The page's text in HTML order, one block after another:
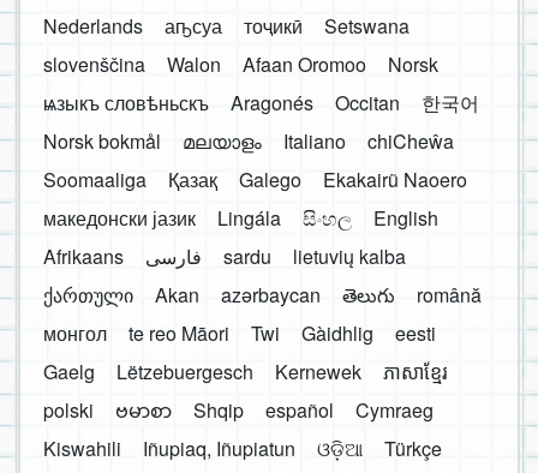
Nederlands
аҧсуа тоҷикӣ
Setswana
slovenščina
Walon Afaan Oromoo
Norsk
ѩзыкъ словѣньскъ
Aragonés Occitan
한국어
Norsk bokmål
മലയാളം Italiano
chiCheŵa
Soomaaliga
Қазақ Galego
Ekakairũ Naoero
македонски јазик
Lingála සිංහල
English
Afrikaans
فارسی sardu
lietuvių kalba
ქართული
Akan azərbaycan తెలుగు
română
монгол
te reo Māori Twi Gàidhlig
eesti
Gaelg
Lëtzebuergesch Kernewek
ភាសាខ្មែរ
polski
ဗမာစာ Shqip español
Cymraeg
Kiswahili
Iñupiaq, Iñupiatun ଓଡ଼ିଆ
Türkçe